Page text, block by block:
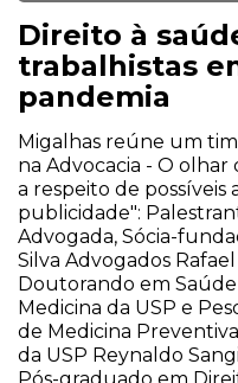
Direito à
trabalhistas
pandemia
Migalhas reúne um
na Advocacia - O olhar
a respeito de possíveis
publicidade":
Advogada, Sócia-
Silva Advogados
Doutorando em
Medicina da USP e
de Medicina
da USP Reynaldo